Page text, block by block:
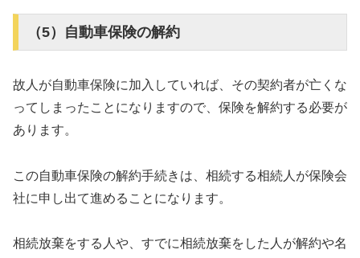
（5）自動車保険の解約
故人が自動車保険に加入していれば、その契約者が亡くな
ってしまったことになりますので、保険を解約する必要が
あります。
この自動車保険の解約手続きは、相続する相続人が保険会
社に申し出て進めることになります。
相続放棄をする人や、すでに相続放棄をした人が解約や名